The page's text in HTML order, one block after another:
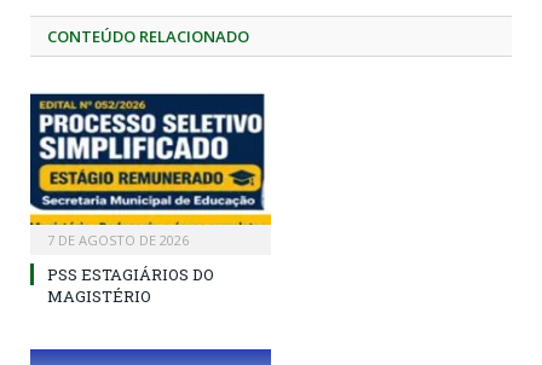
CONTEÚDO RELACIONADO
7 DE AGOSTO DE 2026
PSS ESTAGIÁRIOS DO
MAGISTÉRIO